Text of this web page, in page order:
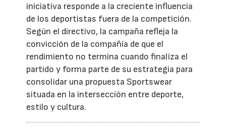
iniciativa responde a la creciente influencia
de los deportistas fuera de la competición.
Según el directivo, la campaña refleja la
convicción de la compañía de que el
rendimiento no termina cuando finaliza el
partido y forma parte de su estrategia para
consolidar una propuesta Sportswear
situada en la intersección entre deporte,
estilo y cultura.